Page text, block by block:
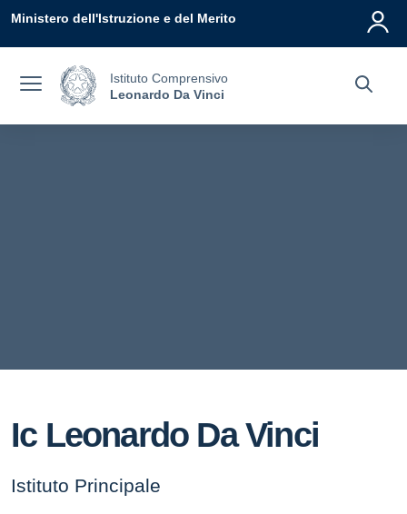
Ministero dell'Istruzione e del Merito
Istituto Comprensivo
Leonardo Da Vinci
Ic Leonardo Da Vinci
Istituto Principale